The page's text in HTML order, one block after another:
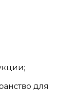
для